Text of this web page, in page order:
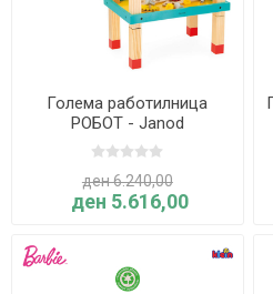
Голема работилница
РОБОТ - Janod
ден 6.240,00
ден 5.616,00